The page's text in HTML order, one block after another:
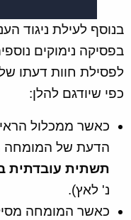
בנוסף לעילת ניגוד
בפסיקה נימוקים
לפסילת חוות דעתו
כפי שיודגם להלן:
כאשר ממכלול
הדעת של המומחה
תשתית עובדתית
נ' לאץ).
כאשר המומחה